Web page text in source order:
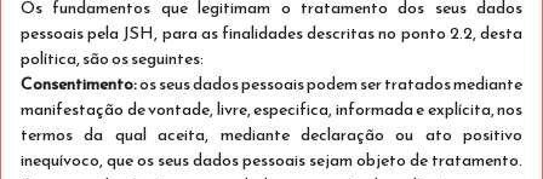
Só Alojamento
Se tens até 30 anos, reserva com 30% de desconto!
Exclusivo para Mobile
Stay Double 5% desconto
Os fundamentos que legitimam o tratamento dos seus dados
pessoais pela JSH, para as finalidades descritas no ponto 2.2, desta
política, são os seguintes:
Consentimento:os seus dados pessoais podem ser tratados mediante
manifestação de vontade, livre, especifica, informada e explícita, nos
termos da qual aceita, mediante declaração ou ato positivo
inequívoco, que os seus dados pessoais sejam objeto de tratamento.